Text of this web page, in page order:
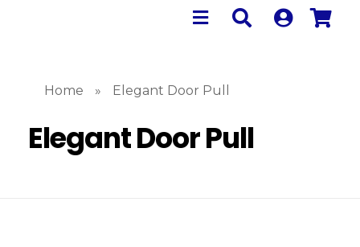
Home » Elegant Door Pull
Elegant Door Pull